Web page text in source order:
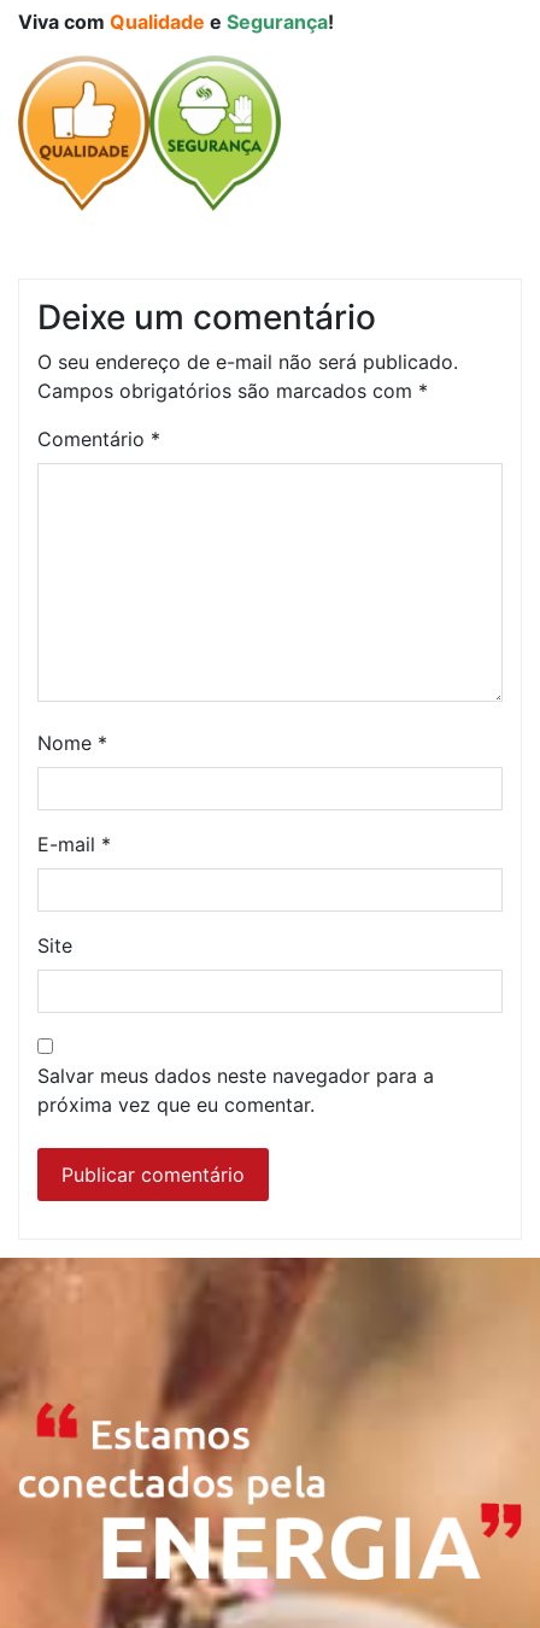
Viva com Qualidade e Segurança!
Deixe um comentário
O seu endereço de e-mail não será publicado.
Campos obrigatórios são marcados com *
Comentário *
Nome *
E-mail *
Site
Salvar meus dados neste navegador para a
próxima vez que eu comentar.